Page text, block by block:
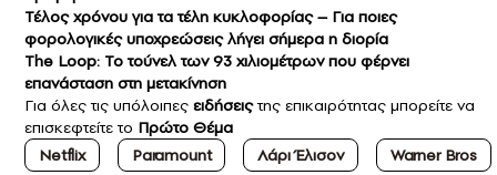
Τέλος χρόνου για τα τέλη κυκλοφορίας – Για ποιες
φορολογικές υποχρεώσεις λήγει σήμερα η διορία
The Loop: Το τούνελ των 93 χιλιομέτρων που φέρνει
επανάσταση στη μετακίνηση
Για όλες τις υπόλοιπες ειδήσειςτης επικαιρότητας μπορείτε να
επισκεφτείτε το Πρώτο Θέμα
Netflix
Paramount Λάρι Έλισον Warner Bros